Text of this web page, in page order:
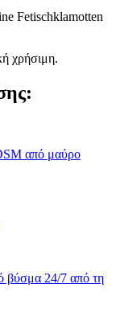
Fetischklamotten
χρήσιμη.